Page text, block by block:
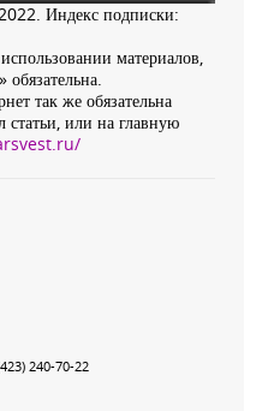
Индекс подписки:
материалов,
обязательна.
так же обязательна
статьи, или на главную
240-70-22